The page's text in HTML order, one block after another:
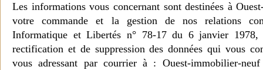
Les informations vous concernant sont destinées à
votre commande et la gestion de nos relations
Informatique et Libertés n° 78-17 du 6 janvier 1978,
rectification et de suppression des données qui vous
vous adressant par courrier à : Ouest-immobilier-